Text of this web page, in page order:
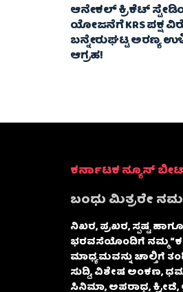
ಆನೇಕಲ್ ಕ್ರಿಕೆಟ್
ಯೋಜನೆಗೆ KRS ಪಕ್ಷ
ಬನ್ನೇರುಘಟ್ಟ ಅರಣ್ಯ
ಆಗ್ರಹ!
ಕರ್ನಾಟಕ ನ್ಯೂಸ್
ಬಂಧು ಮಿತ್ರರೇ
ನಿಖರ, ಪ್ರಖರ, ಸ್ಪಷ್ಟ ಹಾಗೂ
ಭರವಸೆಯೊಂದಿಗೆ ನಮ್ಮ
ಮಾಧ್ಯಮವನ್ನು ಚಾಲ್ತಿಗೆ
ಸುದ್ದಿ, ವಿಶೇಷ ಅಂಕಣ,
ಸಿನಿಮಾ, ಅಪರಾಧ, ಕ್ರೀಡೆ,